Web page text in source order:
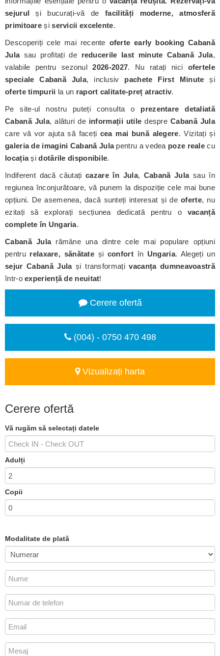
sejurul și bucurați-vă defacilități moderne, atmosferă
primitoare șiservicii excelente.
Descoperiți cele mai recente oferte early booking Cabană
Julasau profitați de reducerile last minute Cabană Jula,
valabile pentru sezonul2026-2027. Nu ratați nici ofertele
speciale Cabană Jula, inclusiv pachete First Minute și
oferte timpurii la un raport calitate-preț atractiv.
Pe site-ul nostru puteți consulta o prezentare detaliată
Cabană Jula, alături de informații utile despreCabană Jula
care vă vor ajuta să faceți cea mai bună alegere. Vizitați și
galeria de imagini Cabană Julapentru a vedea poze reale cu
locațiașidotările disponibile.
Indiferent dacă căutațicazare în Jula, Cabană Julasau în
regiunea înconjurătoare, vă punem la dispoziție cele mai bune
opțiuni. De asemenea, dacă sunteți interesat și deoferte, nu
ezitați să explorați secțiunea dedicată pentru o vacanță
complete în Ungaria.
Cabană Jularămâne una dintre cele mai populare opțiuni
pentru relaxare, sănătate și confortîn Ungaria. Alegeți un
sejur Cabană Julași transformațivacanța dumneavoastră
într-oexperiență de neuitat!
Cerere ofertă
(004) - 0750 470 498
Vizualizați harta
Cerere ofertă
Vă rugăm să selectați datele
Adulți
Copii
Modalitate de plată